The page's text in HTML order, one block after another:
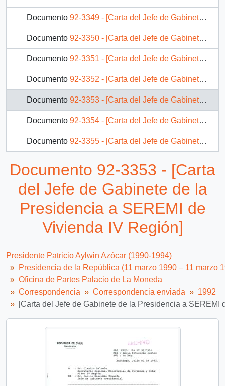
Documento 92-3349 - [Carta del Jefe de Gabinete de la Presidencia a Gobernadora Provincia de Limarí]
Documento 92-3350 - [Carta del Jefe de Gabinete de la Presidencia a Subsecretaria de Justicia]
Documento 92-3351 - [Carta del Jefe de Gabinete de la Presidencia a Gobernador Provincial de Ñuble]
Documento 92-3352 - [Carta del Jefe de Gabinete de la Presidencia a SEREMI de Justicia V Región]
Documento 92-3353 - [Carta del Jefe de Gabinete de la Presidencia a SEREMI de Vivienda IV Región]
Documento 92-3354 - [Carta del Jefe de Gabinete de la Presidencia a SEREMI de Vivienda II Región]
Documento 92-3355 - [Carta del Jefe de Gabinete de la Presidencia a Subsecretario del Interior]
92-3356 - [Carta del Jefe de Gabinete de la Presidencia a Secretario Ejecutivo Plan Beca Presidente de la República]
Documento 92-3358 - [Carta del Jefe de Gabinete de la Presidencia a Subsecretaria de Vivienda]
739 más...
Documento 92-3353 - [Carta
del Jefe de Gabinete de la
Presidencia a SEREMI de
Vivienda IV Región]
Presidente Patricio Aylwin Azócar (1990-1994)
Presidencia de la República (11 marzo 1990 – 11 marzo
Oficina de Partes Palacio de La Moneda
Correspondencia
Correspondencia enviada
1992
[Carta del Jefe de Gabinete de la Presidencia a SEREMI